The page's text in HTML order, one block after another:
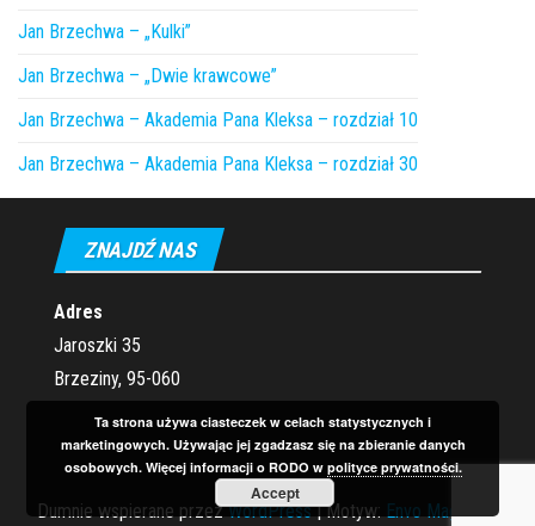
Jan Brzechwa – „Kulki”
Jan Brzechwa – „Dwie krawcowe”
Jan Brzechwa – Akademia Pana Kleksa – rozdział 10
Jan Brzechwa – Akademia Pana Kleksa – rozdział 30
ZNAJDŹ NAS
Adres
Jaroszki 35
Brzeziny, 95-060
Dumnie wspierane przezWordPress |Motyw: Envo Magazine
Ta strona używa ciasteczek w celach statystycznych i
marketingowych. Używając jej zgadzasz się na zbieranie danych
osobowych. Więcej informacji o RODO w polityce prywatności.
Accept